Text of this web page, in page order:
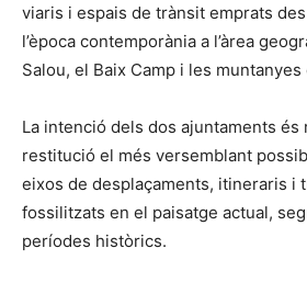
viaris i espais de trànsit emprats
l’època contemporània a l’àrea
Salou, el Baix Camp i les muntanyes
La intenció dels dos ajuntaments és
restitució el més versemblant
eixos de desplaçaments, itineraris i
fossilitzats en el paisatge actual,
períodes històrics.